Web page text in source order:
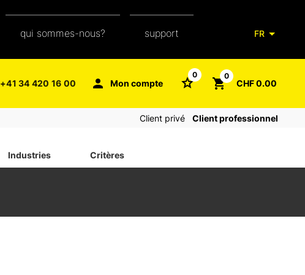
qui sommes-nous? support
glossaire de l'emballage
faq
FR
+41 34 420 16 00 Mon compte
0 0
CHF 0.00
Client privé Client professionnel
Industries Critères